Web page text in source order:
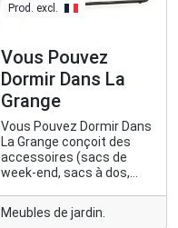
Prod. excl.
Vous Pouvez
Dormir Dans La
Grange
Vous Pouvez Dormir Dans
La Grange conçoit des
accessoires (sacs de
week-end, sacs à dos,
élégants.
Meubles de jardin.